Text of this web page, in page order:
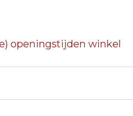
openingstijden winkel